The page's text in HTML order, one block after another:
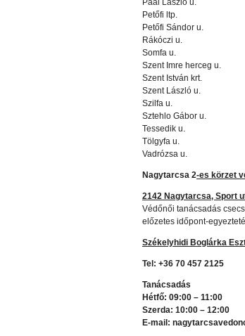
Paál László u.
Petőfi ltp.
Petőfi Sándor u.
Rákóczi u.
Somfa u.
Szent Imre herceg u.
Szent István krt.
Szent László u.
Szilfa u.
Sztehlo Gábor u.
Tessedik u.
Tölgyfa u.
Vadrózsa u.
Nagytarcsa 2-es körzet
2142 Nagytarcsa, Sport
Védőnői tanácsadás
előzetes időpont-
Székelyhidi Boglárka
Tel: +36 70 457 2125
Tanácsadás
Hétfő: 09:00 – 11:00
Szerda: 10:00 – 12:00
E-mail: